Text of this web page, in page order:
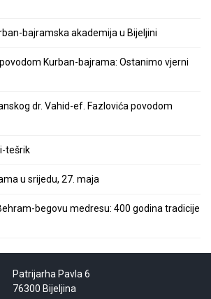
bajramska akademija u Bijeljini
Kurban-bajrama: Ostanimo vjerni
dr. Vahid-ef. Fazlovića povodom
tešrik
u srijedu, 27. maja
begovu medresu: 400 godina tradicije
Patrijarha Pavla 6
76300 Bijeljina